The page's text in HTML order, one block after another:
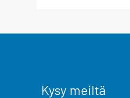
Kysy meiltä